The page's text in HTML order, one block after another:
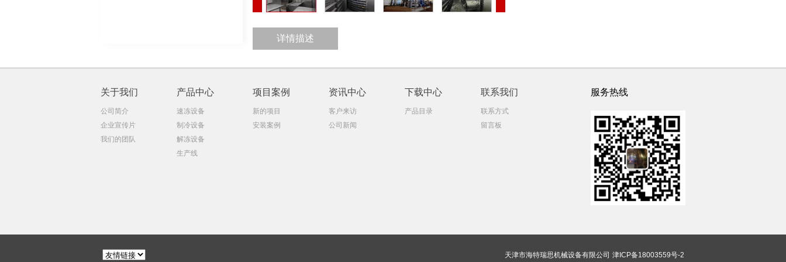
详情描述
关于我们
公司简介
企业宣传片
我们的团队
产品中心
速冻设备
制冷设备
解冻设备
生产线
项目案例
新的项目
安装案例
资讯中心
客户来访
公司新闻
下载中心
产品目录
联系我们
联系方式
留言板
服务热线
天津市海特瑞思机械设备有限公司 津ICP备18003559号-2